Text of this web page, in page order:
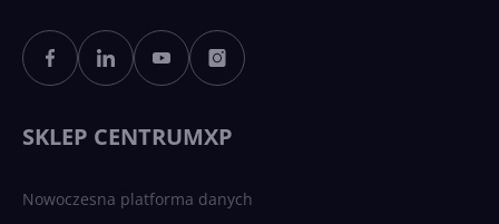
Sztuczna inteligencja po
polsku. Dość barier
SKLEP CENTRUMXP
Nowoczesna platforma danych